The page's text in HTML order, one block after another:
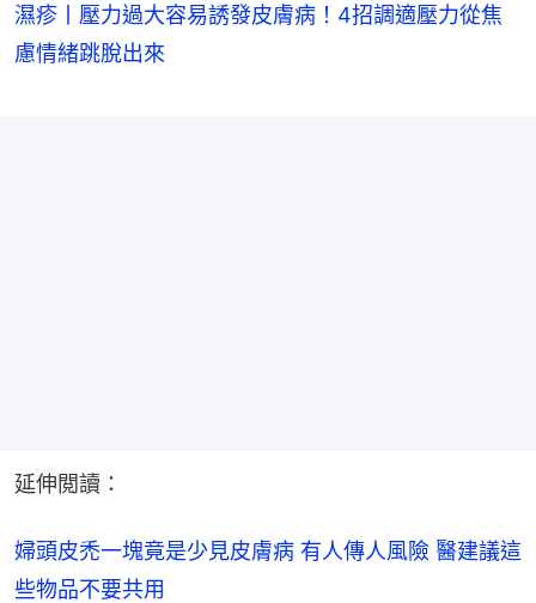
濕疹丨壓力過大容易誘發皮膚病！4招調適壓力從焦
慮情緒跳脫出來
延伸閲讀：
婦頭皮禿一塊竟是少見皮膚病 有人傳人風險 醫建議這
些物品不要共用